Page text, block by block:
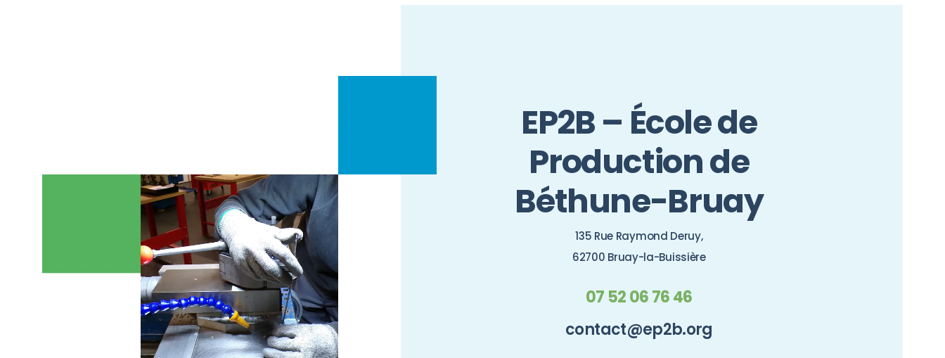
EP2B – École de
Production de
Béthune-Bruay
135 Rue Raymond Deruy,
62700 Bruay-la-Buissière
07 52 06 76 46
contact@ep2b.org